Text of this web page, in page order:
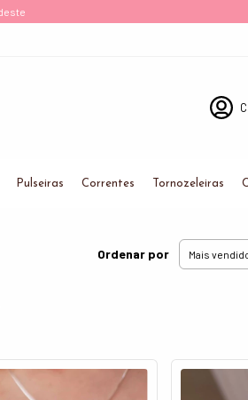
Pulseiras Correntes Tornozeleiras
Ordenar por